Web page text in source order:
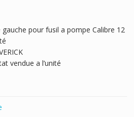
pour fusil a pompe Calibre 12
vendue a l’unité